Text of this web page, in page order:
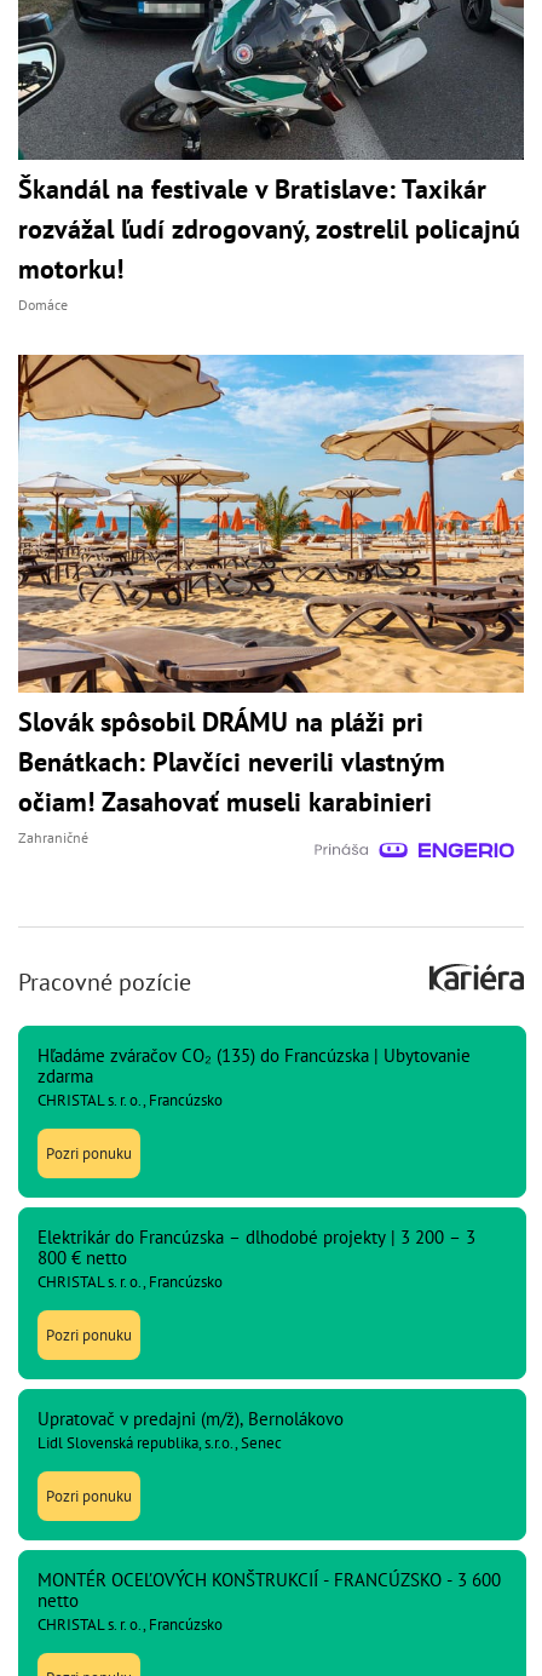
Škandál na festivale v Bratislave: Taxikár
rozvážal ľudí zdrogovaný, zostrelil policajnú
motorku!
Domáce
Slovák spôsobil DRÁMU na pláži pri
Benátkach: Plavčíci neverili vlastným
očiam! Zasahovať museli karabinieri
Zahraničné
Pracovné pozície
Hľadáme zváračov CO₂ (135) do Francúzska | Ubytovanie
zdarma
CHRISTAL s. r. o., Francúzsko
Pozri ponuku
Elektrikár do Francúzska – dlhodobé projekty | 3 200 – 3
800 € netto
CHRISTAL s. r. o., Francúzsko
Pozri ponuku
Upratovač v predajni (m/ž), Bernolákovo
Lidl Slovenská republika, s.r.o., Senec
Pozri ponuku
MONTÉR OCEĽOVÝCH KONŠTRUKCIÍ - FRANCÚZSKO - 3 600
netto
CHRISTAL s. r. o., Francúzsko